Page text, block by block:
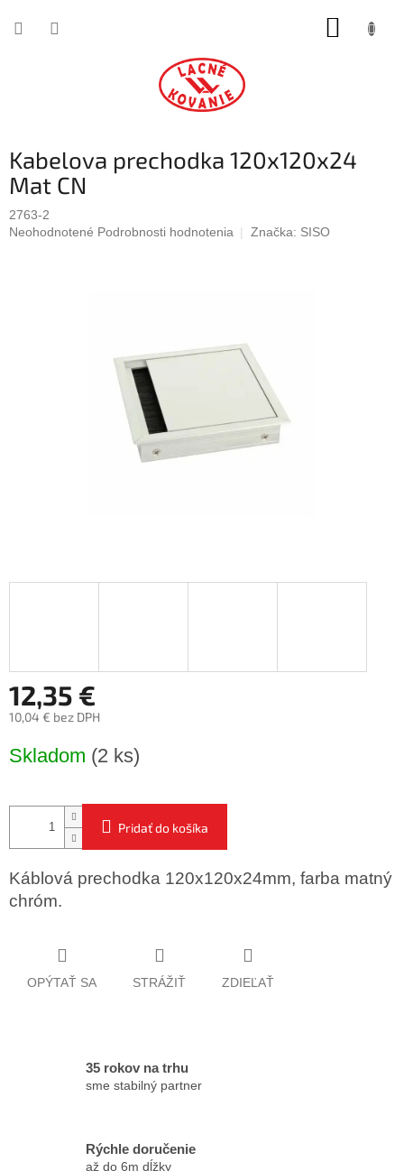
Kabelova prechodka 120x120x24
Mat CN
2763-2
Priemerné
Neohodnotené Podrobnosti hodnotenia Značka: SISO
12,35 €
10,04 € bez DPH
cena:
Skladom (2 ks)
Pridať do košíka
Káblová prechodka 120x120x24mm, farba matný
chróm.
OPÝTAŤ SA STRÁŽIŤ ZDIEĽAŤ
35 rokov na trhu
sme stabilný partner
Rýchle doručenie
až do 6m dĺžky